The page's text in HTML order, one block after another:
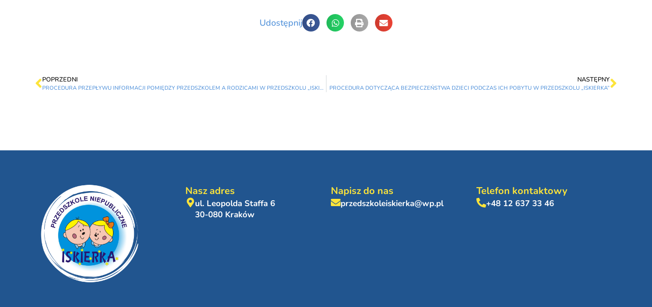
Udostępnij
POPRZEDNI
PROCEDURA PRZEPŁYWU INFORMACJI POMIĘDZY PRZEDSZKOLEM A RODZICAMI W PRZEDSZKOLU „ISKIERKA”
NASTĘPNY
PROCEDURA DOTYCZĄCA BEZPIECZEŃSTWA DZIECI PODCZAS ICH POBYTU W PRZEDSZKOLU „ISKIERKA”
Nasz adres
ul. Leopolda Staffa 6
30-080 Kraków
Napisz do nas
przedszkoleiskierka@wp.pl
Telefon kontaktowy
+48 12 637 33 46